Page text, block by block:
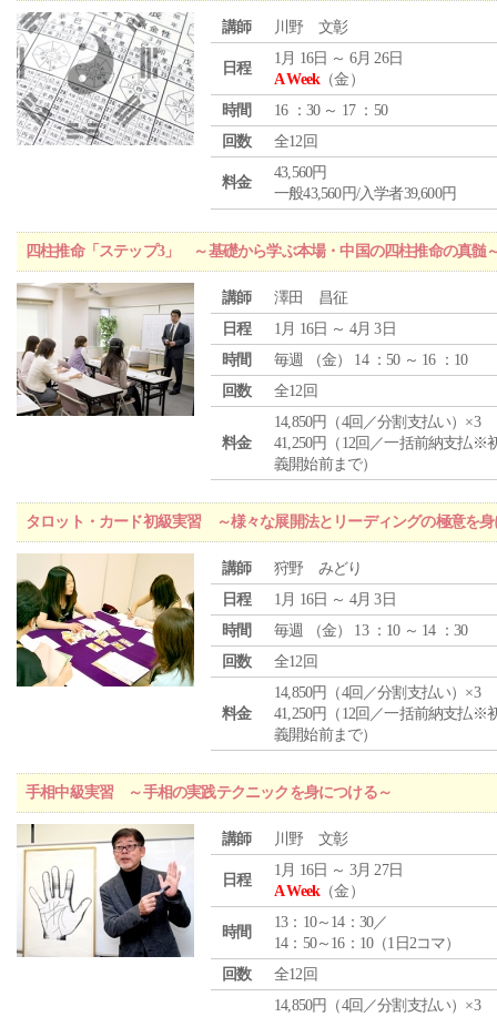
講師 川野 文彰
日程
1月 16日 ～ 6月 26日
A Week（金）
時間
16 ：30 ～ 17 ：50
回数
全12回
料金
43,560円
一般43,560円/入学者39,600円
四柱推命「ステップ3」 ～基礎から学ぶ本場・中国の四柱推命の真髄
講師
澤田 昌征
日程
1月 16日 ～ 4月 3日
時間
毎週 （金） 14 ：50 ～ 16 ：10
回数
全12回
料金
14,850円（4回／分割支払い）×3
41,250円（12回／一括前納支払※
義開始前まで）
タロット・カード初級実習 ～様々な展開法とリーディングの極意を身
講師
狩野 みどり
日程
1月 16日 ～ 4月 3日
時間
毎週 （金） 13 ：10 ～ 14 ：30
回数
全12回
料金
14,850円（4回／分割支払い）×3
41,250円（12回／一括前納支払※
義開始前まで）
手相中級実習 ～手相の実践テクニックを身につける～
講師 川野 文彰
日程
1月 16日 ～ 3月 27日
A Week（金）
時間
13：10～14：30／
14：50～16：10（1日2コマ）
回数
全12回
14,850円（4回／分割支払い）×3